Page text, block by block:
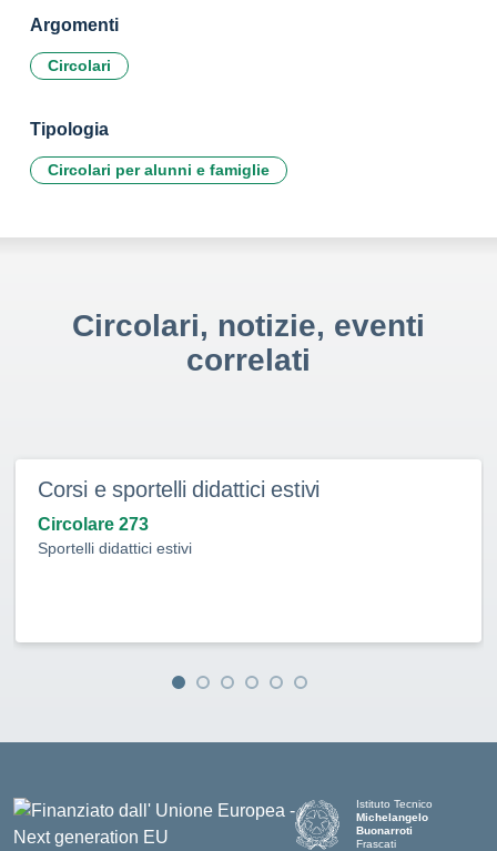
Argomenti
Circolari
Tipologia
Circolari per alunni e famiglie
Circolari, notizie, eventi
correlati
Corsi e sportelli didattici estivi
Circolare 273
Sportelli didattici estivi
Istituto Tecnico
Michelangelo
Buonarroti
Frascati